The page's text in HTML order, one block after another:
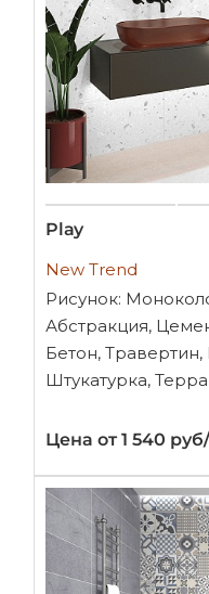
Play
New Trend
Рисунок:
Абстракция,
Бетон,
Штукатурка,
Цена от 1 540